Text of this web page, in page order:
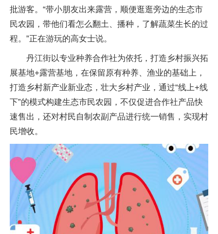
批游客。“带小朋友出来露营，顺便逛逛旁边的生态市
民农园，带他们看怎么翻土、播种，了解蔬菜生长的过
程。”正在游玩的高女士说。
丹江街以专业种养合作社为依托，打造乡村振兴拓
展基地+露营基地，在保留原有种养、渔业的基础上，
打造乡村新产业新业态，壮大乡村产业，通过“线上+线
下”的模式构建生态市民农园，不仅促进合作社产品快
速售出，还对村民自制农副产品进行统一销售，实现村
民增收。